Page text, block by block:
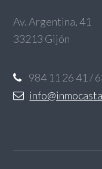
Av. Argentina, 41
33213 Gijón
984 11 26 41 /